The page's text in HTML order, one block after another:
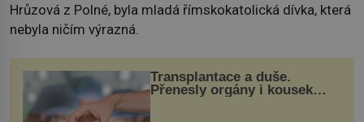
Hrůzová z Polné, byla mladá římskokatolická dívka, která
nebyla ničím výrazná.
Transplantace a duše.
Přenesly orgány i kousek